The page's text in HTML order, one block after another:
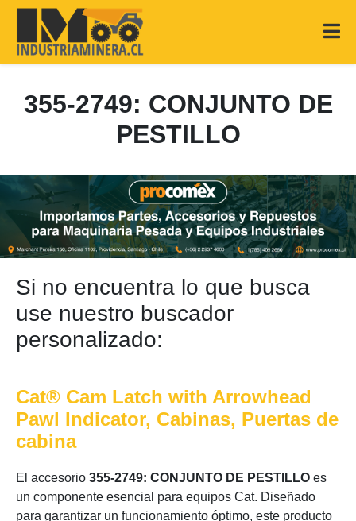
355-2749: CONJUNTO DE
PESTILLO
Si no encuentra lo que busca
use nuestro buscador
personalizado:
Cat® Cam Latch with Arrowhead
Pawl Indicator, Cabinas, Puertas de
cabina
El accesorio 355-2749: CONJUNTO DE PESTILLO es
un componente esencial para equipos Cat. Diseñado
para garantizar un funcionamiento óptimo, este producto